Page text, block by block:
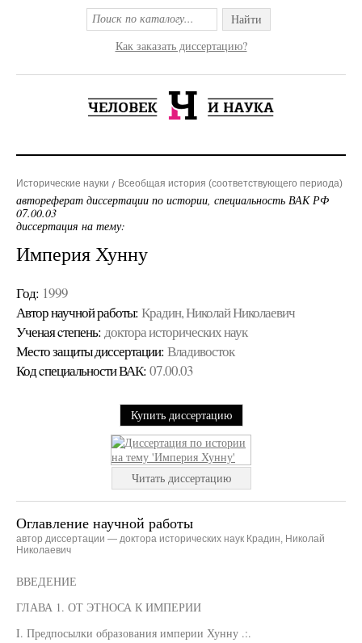
Найти
Как заказать диссертацию?
Исторические науки Всеобщая история (соответствующего периода)
автореферат диссертации по истории, специальность ВАК РФ
07.00.03
диссертация на тему:
Империя Хунну
Год: 1999
Автор научной работы: Крадин, Николай Николаевич
Ученая cтепень: доктора исторических наук
Место защиты диссертации: Владивосток
Код cпециальности ВАК: 07.00.03
Купить диссертацию
Читать диссертацию
Оглавление научной работы
автор диссертации — доктора исторических наук Крадин, Николай
Николаевич
ВВЕДЕНИЕ
ГЛАВА 1. ОТ ЭТНОСА К ИМПЕРИИ
I. Предпосылки образования империи Хунну .:.